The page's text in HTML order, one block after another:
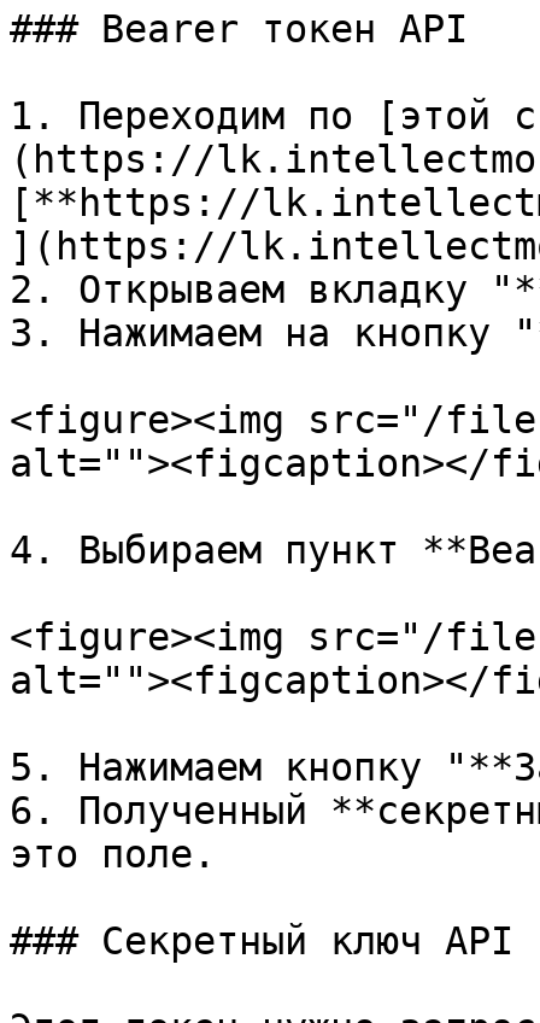
### Bearer токен API
1. Переходим по [этой
(https://
[**https://
](https://
2. Открываем вкладку
3. Нажимаем на кнопку
<figure><img src="/files/
alt=""><figcaption></
4. Выбираем пункт
<figure><img src="/files/
alt=""><figcaption></
5. Нажимаем кнопку
6. Полученный
это поле.
### Секретный ключ API